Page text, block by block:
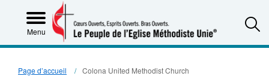
Menu
Page d’accueil Colona United Methodist Church